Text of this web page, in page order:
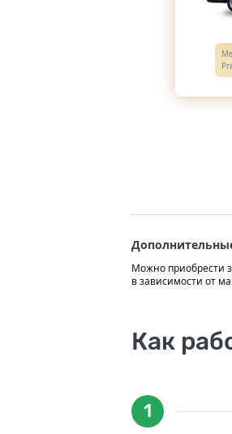
Можно приобрести
в зависимости от
Как
1